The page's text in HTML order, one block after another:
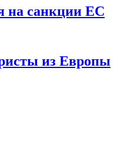
на санкции ЕС
из Европы